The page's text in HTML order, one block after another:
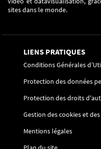
sites dans le monde.
LIENS PRATIQUES
Conditions Générales
Protection des données
Protection des droits
Gestion des cookies et
Mentions légales